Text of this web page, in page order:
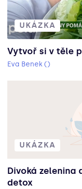
UKÁZKA
Vytvoř si v těle
Eva Benek ()
UKÁZKA
Divoká zelenina
detox